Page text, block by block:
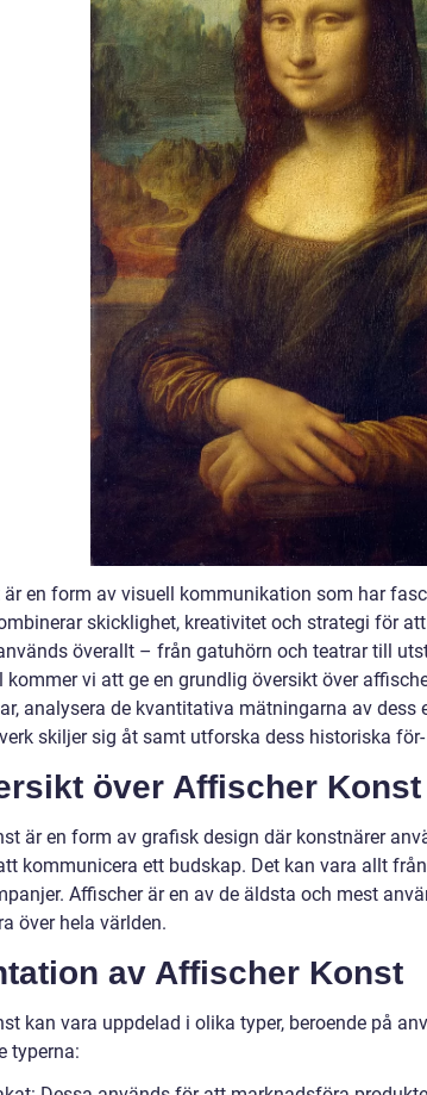
en form av visuell kommunikation som har
skicklighet, kreativitet och strategi för
överallt – från gatuhörn och teatrar till
kommer vi att ge en grundlig översikt över
analysera de kvantitativa mätningarna av
skiljer sig åt samt utforska dess historiska
över Affischer Konst
är en form av grafisk design där konstnärer
kommunicera ett budskap. Det kan vara allt
Affischer är en av de äldsta och mest
över hela världen.
av Affischer Konst
kan vara uppdelad i olika typer, beroende på
typerna: